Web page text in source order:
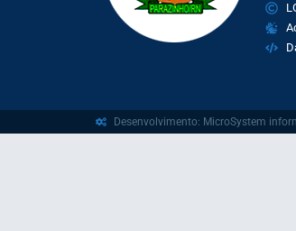
Desenvolvimento: MicroSystem